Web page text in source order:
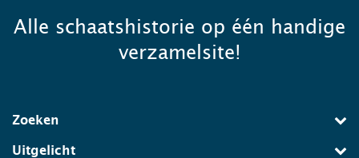
Alle schaatshistorie op één handige
verzamelsite!
Zoeken
Uitgelicht